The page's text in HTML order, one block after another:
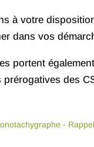
à votre
dans vos
portent
prérogatives des
-